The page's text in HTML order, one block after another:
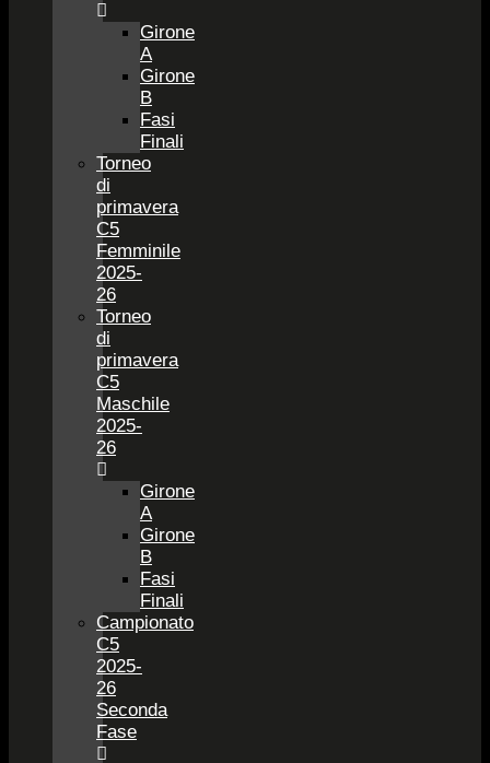
Girone
A
Girone
B
Fasi
Finali
Torneo
di
primavera
C5
Femminile
2025-
26
Torneo
di
primavera
C5
Maschile
2025-
26
Girone
A
Girone
B
Fasi
Finali
Campionato
C5
2025-
26
Seconda
Fase